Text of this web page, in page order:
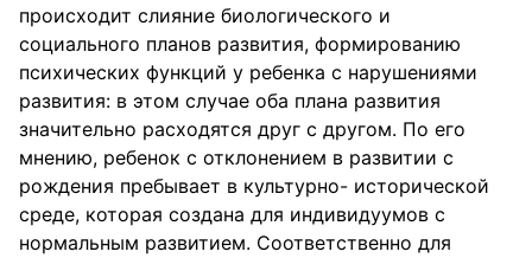
происходит слияние биологического и
социального планов развития, формированию
психических функций у ребенка с нарушениями
развития: в этом случае оба плана развития
значительно расходятся друг с другом. По его
мнению, ребенок с отклонением в развитии с
рождения пребывает в культурно- исторической
среде, которая создана для индивидуумов с
нормальным развитием. Соответственно для